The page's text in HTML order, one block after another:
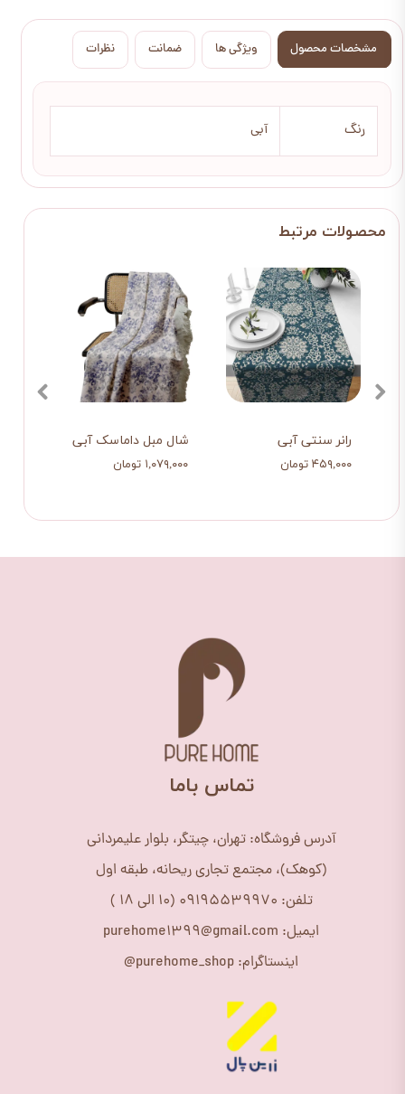
مشخصات محصول ویژگی ها ضمانت نظرات
رنگ آبی
شال مبل داماسک آبی
۱,۰۷۹,۰۰۰ تومان
رانر سنتی آبی
۴۵۹,۰۰۰ تومان
​تماس باما
آدرس فروشگاه: تهران، چیتگر، بلوار علیمردانی
(کوهک)، مجتمع تجاری ریحانه، طبقه اول
تلفن: 09195539970 (10 الی 18 )
ایمیل: purehome1399@gmail.com
اینستاگرام: purehome_shop@